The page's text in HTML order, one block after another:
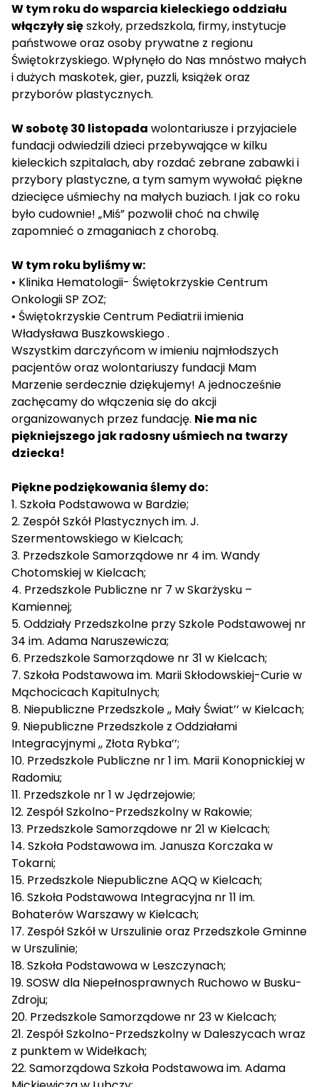
W tym roku do wsparcia kieleckiego oddziału
włączyły sięszkoły, przedszkola, firmy, instytucje
państwowe oraz osoby prywatne z regionu
Świętokrzyskiego. Wpłynęło do Nas mnóstwo małych
i dużych maskotek, gier, puzzli, książek oraz
przyborów plastycznych.
W sobotę 30 listopada wolontariusze i przyjaciele
fundacji odwiedzili dzieci przebywające w kilku
kieleckich szpitalach, aby rozdać zebrane zabawki i
przybory plastyczne, a tym samym wywołać piękne
dziecięce uśmiechy na małych buziach. I jak co roku
było cudownie! „Miś” pozwolił choć na chwilę
zapomnieć o zmaganiach z chorobą.
W tym roku byliśmy w:
• Klinika Hematologii- Świętokrzyskie Centrum
Onkologii SP ZOZ;
• Świętokrzyskie Centrum Pediatrii imienia
Władysława Buszkowskiego .
Wszystkim darczyńcom w imieniu najmłodszych
pacjentów oraz wolontariuszy fundacji Mam
Marzenie serdecznie dziękujemy! A jednocześnie
zachęcamy do włączenia się do akcji
organizowanych przez fundację. Nie ma nic
piękniejszego jak radosny uśmiech na twarzy
dziecka!
Piękne podziękowania ślemy do:
1. Szkoła Podstawowa w Bardzie;
2. Zespół Szkół Plastycznych im. J.
Szermentowskiego w Kielcach;
3. Przedszkole Samorządowe nr 4 im. Wandy
Chotomskiej w Kielcach;
4. Przedszkole Publiczne nr 7 w Skarżysku –
Kamiennej;
5. Oddziały Przedszkolne przy Szkole Podstawowej nr
34 im. Adama Naruszewicza;
6. Przedszkole Samorządowe nr 31 w Kielcach;
7. Szkoła Podstawowa im. Marii Skłodowskiej-Curie w
Mąchocicach Kapitulnych;
8. Niepubliczne Przedszkole ,, Mały Świat’’ w Kielcach;
9. Niepubliczne Przedszkole z Oddziałami
Integracyjnymi ,, Złota Rybka’’;
10. Przedszkole Publiczne nr 1 im. Marii Konopnickiej w
Radomiu;
11. Przedszkole nr 1 w Jędrzejowie;
12. Zespół Szkolno-Przedszkolny w Rakowie;
13. Przedszkole Samorządowe nr 21 w Kielcach;
14. Szkoła Podstawowa im. Janusza Korczaka w
Tokarni;
15. Przedszkole Niepubliczne AQQ w Kielcach;
16. Szkoła Podstawowa Integracyjna nr 11 im.
Bohaterów Warszawy w Kielcach;
17. Zespół Szkół w Urszulinie oraz Przedszkole Gminne
w Urszulinie;
18. Szkoła Podstawowa w Leszczynach;
19. SOSW dla Niepełnosprawnych Ruchowo w Busku-
Zdroju;
20. Przedszkole Samorządowe nr 23 w Kielcach;
21. Zespół Szkolno-Przedszkolny w Daleszycach wraz
z punktem w Widełkach;
22. Samorządowa Szkoła Podstawowa im. Adama